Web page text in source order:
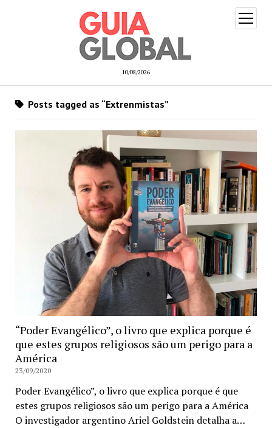
10/08/2026
open
menu
Posts tagged as “Extrenmistas”
“Poder Evangélico”, o livro que explica porque é
que estes grupos religiosos são um perigo para a
América
23/09/2020
Poder Evangélico”, o livro que explica porque é que
estes grupos religiosos são um perigo para a América
O investigador argentino Ariel Goldstein detalha a…